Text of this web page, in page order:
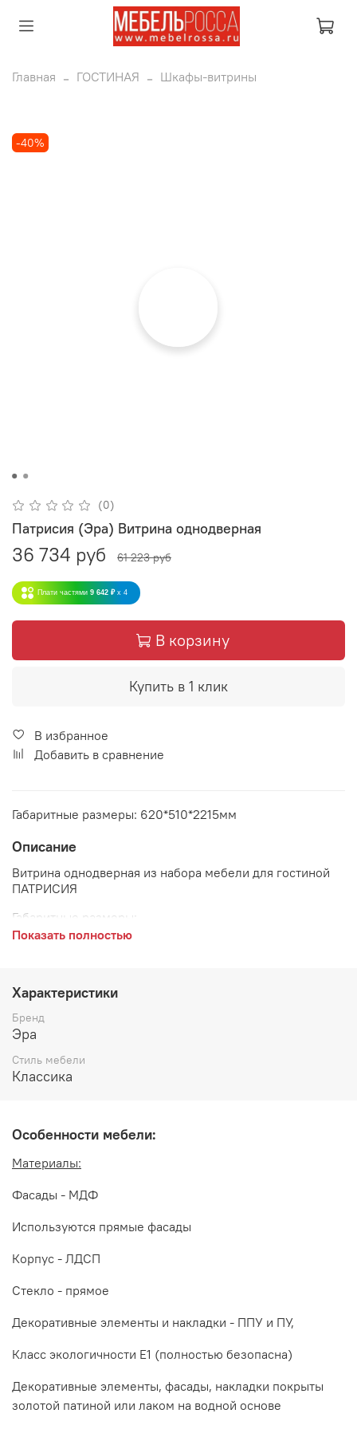
Главная ГОСТИНАЯ Шкафы-витрины
-40%
(0)
Патрисия (Эра) Витрина однодверная
36 734 руб 61 223 руб
Плати частями 9 642 ₽ x 4
В корзину
Купить в 1 клик
В избранное
Добавить в сравнение
Габаритные размеры: 620*510*2215мм
Описание
Витрина однодверная из набора мебели для гостиной
ПАТРИСИЯ
Габаритные размеры:
высота 2215 мм
Крем корень глянец
Показать полностью
Характеристики
Бренд
Эра
Стиль мебели
Классика
Особенности мебели:
Материалы:
Фасады - МДФ
Используются прямые фасады
Корпус - ЛДСП
Стекло - прямое
Декоративные элементы и накладки - ППУ и ПУ,
Класс экологичности Е1 (полностью безопасна)
Декоративные элементы, фасады, накладки покрыты
золотой патиной или лаком на водной основе